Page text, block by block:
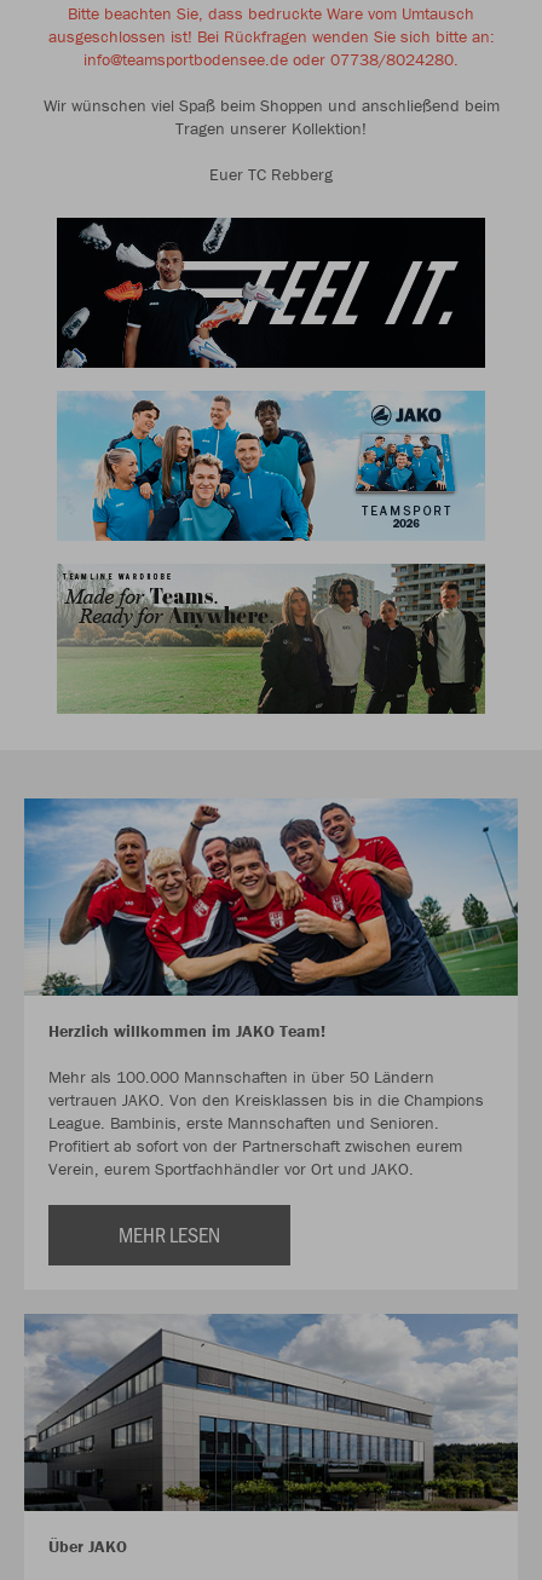
Bitte beachten Sie, dass bedruckte Ware vom Umtausch
ausgeschlossen ist! Bei Rückfragen wenden Sie sich bitte an:
info@teamsportbodensee.de oder 07738/8024280.
Wir wünschen viel Spaß beim Shoppen und anschließend beim
Tragen unserer Kollektion!
Euer TC Rebberg
Herzlich willkommen im JAKO Team!
Mehr als 100.000 Mannschaften in über 50 Ländern
vertrauen JAKO. Von den Kreisklassen bis in die Champions
League. Bambinis, erste Mannschaften und Senioren.
Profitiert ab sofort von der Partnerschaft zwischen eurem
Verein, eurem Sportfachhändler vor Ort und JAKO.
MEHR LESEN
Über JAKO